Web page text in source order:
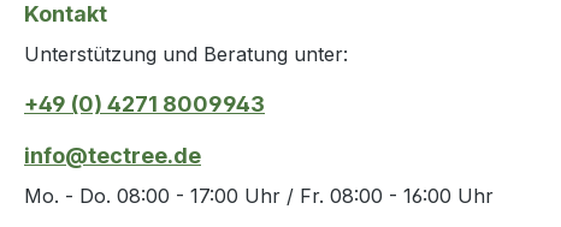
Kontakt
Unterstützung und Beratung unter:
+49 (0) 4271 8009943
info@tectree.de
Mo. - Do. 08:00 - 17:00 Uhr / Fr. 08:00 - 16:00 Uhr